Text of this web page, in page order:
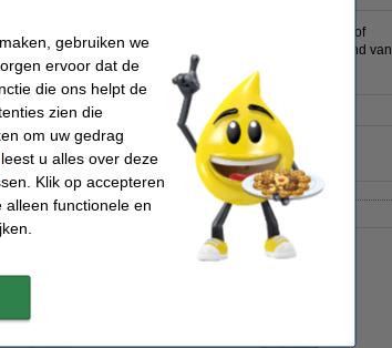
kunt ophangen. Zo kunt u eenvoudig een tekst of
naar het bureaublad. De clip is te bevestigen aan de rand van
document op de gewenste plek te hangen.
antraciet
Ons artikelnr: 230008
gebruiken we
ervoor dat de
die ons helpt de
zien die
om uw gedrag
leest u alles over deze
Klik op accepteren
functionele en